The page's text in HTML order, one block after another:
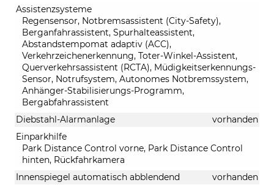
Assistenzsysteme
Regensensor, Notbremsassistent (City-Safety),
Berganfahrassistent, Spurhalteassistent,
Abstandstempomat adaptiv (ACC),
Verkehrzeichenerkennung, Toter-Winkel-Assistent,
Querverkehrsassistent (RCTA), Müdigkeitserkennungs-
Sensor, Notrufsystem, Autonomes Notbremssystem,
Anhänger-Stabilisierungs-Programm,
Bergabfahrassistent
Diebstahl-Alarmanlage
vorhanden
Einparkhilfe
Park Distance Control vorne, Park Distance Control
hinten, Rückfahrkamera
Innenspiegel automatisch abblendend
vorhanden